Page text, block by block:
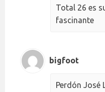
Total 26 es
fascinante
bigfoot
Perdón José